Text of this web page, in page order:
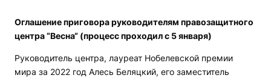
Оглашение приговора руководителям правозащитного
центра “Весна“ (процесс проходил с 5 января)
Руководитель центра, лауреат Нобелевской премии
мира за 2022 год Алесь Беляцкий, его заместитель